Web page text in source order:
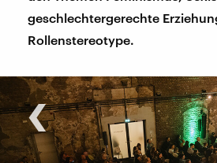
geschlechtergerechte
Rollenstereotype.
‹